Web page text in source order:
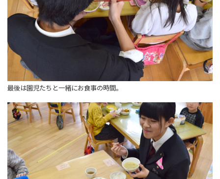
最後は園児たちと一緒にお食事の時間。